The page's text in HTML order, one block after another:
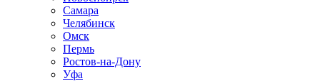
Самара
Челябинск
Омск
Пермь
Ростов-на-Дону
Уфа